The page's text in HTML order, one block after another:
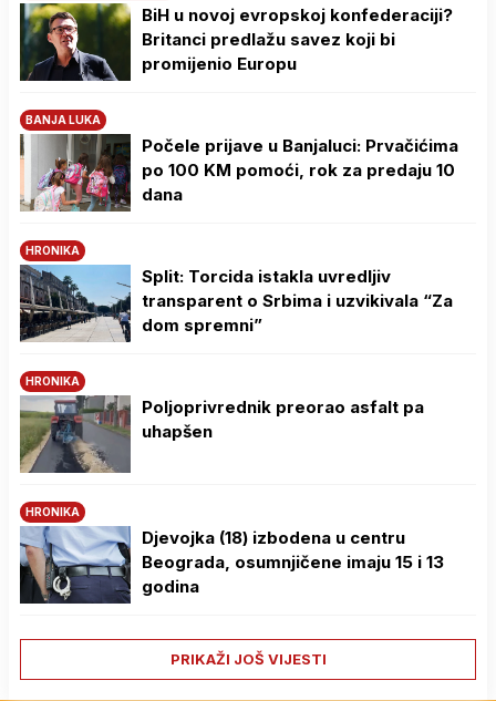
BiH u novoj evropskoj konfederaciji?
Britanci predlažu savez koji bi
promijenio Europu
BANJA LUKA
Počele prijave u Banjaluci: Prvačićima
po 100 KM pomoći, rok za predaju 10
dana
HRONIKA
Split: Torcida istakla uvredljiv
transparent o Srbima i uzvikivala “Za
dom spremni”
HRONIKA
Poljoprivrednik preorao asfalt pa
uhapšen
HRONIKA
Djevojka (18) izbodena u centru
Beograda, osumnjičene imaju 15 i 13
godina
PRIKAŽI JOŠ VIJESTI